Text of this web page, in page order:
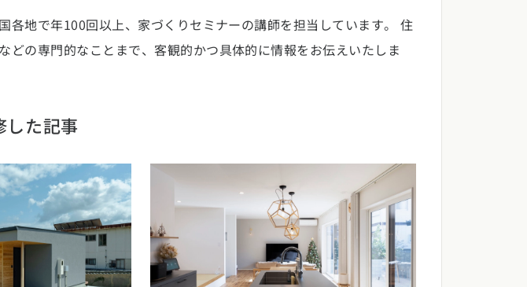
地で年100回以上、家づくりセミナーの講師を担当しています。 住
の専門的なことまで、客観的かつ具体的に情報をお伝えいたしま
した記事